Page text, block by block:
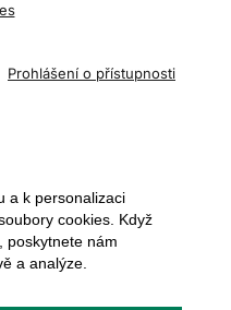
Prohlášení o přístupnosti
a k personalizaci
cookies. Když
poskytnete nám
a analýze.